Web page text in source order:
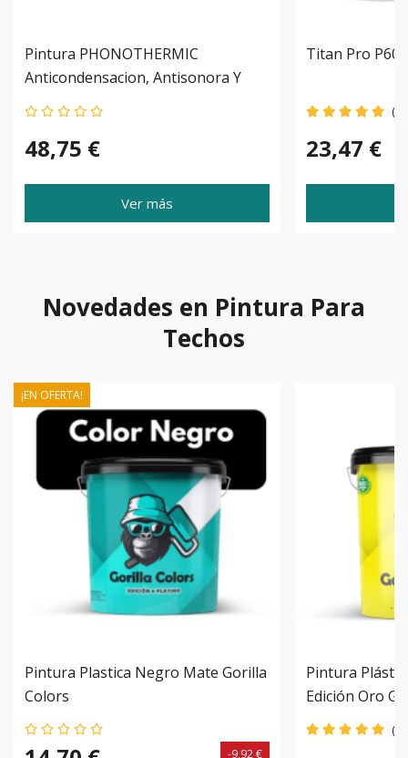
Pintura PHONOTHERMIC
Anticondensacion, Antisonora Y
Aislante Termico
48,75 €
Ver más
Titan Pro P60
(4)
23,47 €
Novedades en Pintura Para
Techos
Pintura Plastica Negro Mate Gorilla
Colors
-9,92 €
¡EN OFERTA!
Pintura
Edición Oro
Protección
(2)